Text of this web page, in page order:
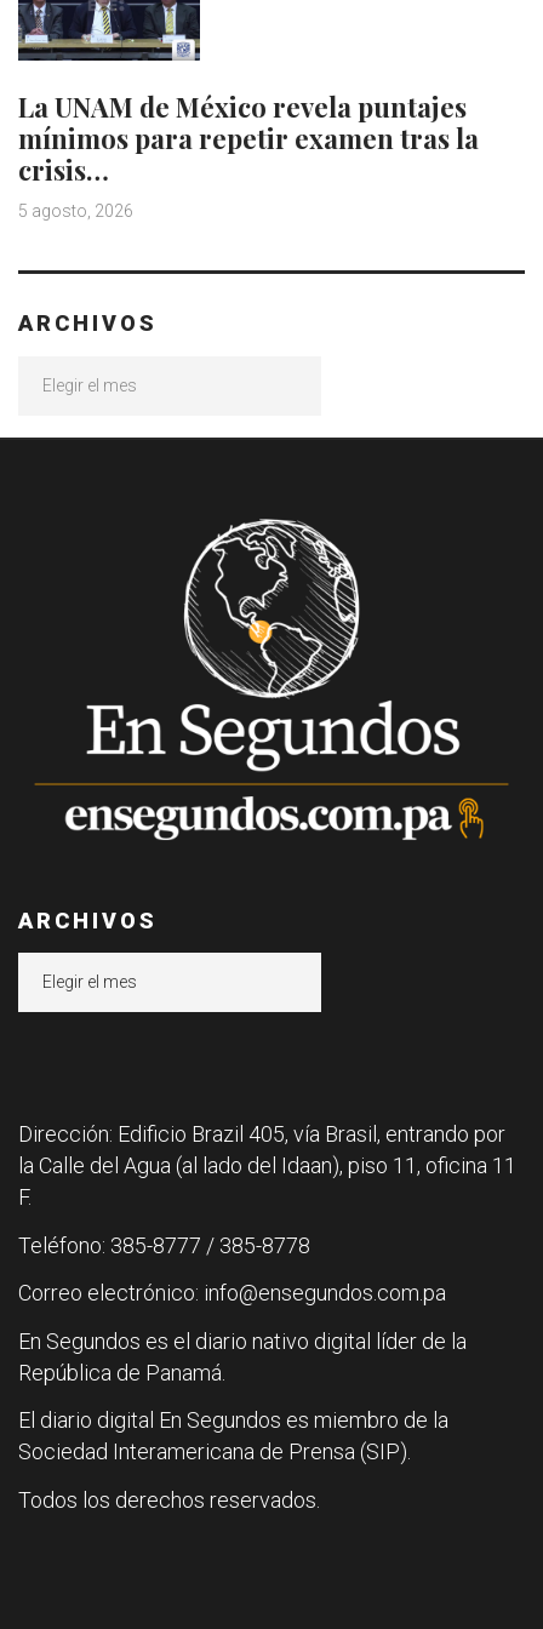
La UNAM de México revela puntajes
mínimos para repetir examen tras la
crisis…
5 agosto, 2026
ARCHIVOS
ARCHIVOS
Dirección: Edificio Brazil 405, vía Brasil, entrando por
la Calle del Agua (al lado del Idaan), piso 11, oficina 11
F.
Teléfono: 385-8777 / 385-8778
Correo electrónico: info@ensegundos.com.pa
En Segundos es el diario nativo digital líder de la
República de Panamá.
El diario digital En Segundos es miembro de la
Sociedad Interamericana de Prensa (SIP).
Todos los derechos reservados.